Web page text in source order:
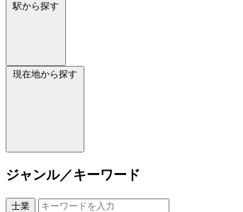
駅から探す
現在地から探す
ジャンル／キーワード
士業